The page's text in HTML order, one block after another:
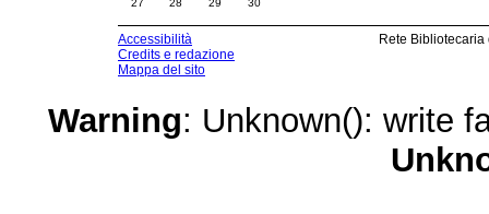
27
28 29 30
Accessibilità
Credits e redazione
Mappa del sito
Rete
Warning: Unknown(): write